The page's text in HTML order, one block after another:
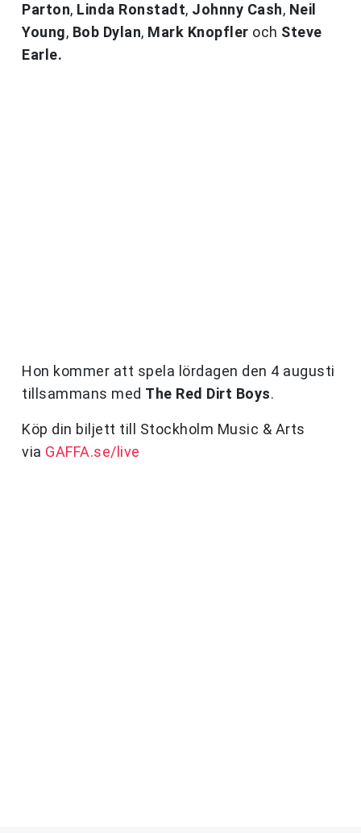
Parton, Linda Ronstadt, Johnny Cash, Neil
Young, Bob Dylan, Mark Knopfler och Steve
Earle.
Hon kommer att spela lördagen den 4 augusti
tillsammans med The Red Dirt Boys.
Köp din biljett till Stockholm Music & Arts
via GAFFA.se/live